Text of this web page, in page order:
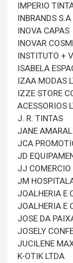
IMPERIO
INBRANDS S.A
INOVA CAPAS
INOVAR
INSTITUTO +
ISABELA
IZAA MODAS
IZZE STORE
ACESSORIOS
J. R. TINTAS
JANE
JCA
JD
JJ COMERCIO
JM
JOALHERIA E
JOALHERIA E
JOSE DA
JOSELY
JUCILENE
K-OTIK LTDA